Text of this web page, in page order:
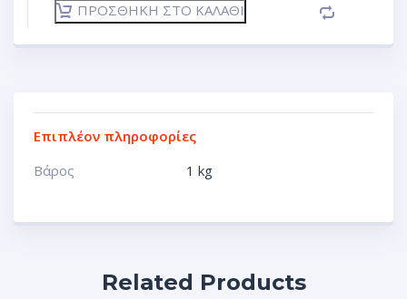
ΠΡΟΣΘΉΚΗ ΣΤΟ ΚΑΛΆΘΙ
Επιπλέον πληροφορίες
Βάρος
1 kg
Related Products